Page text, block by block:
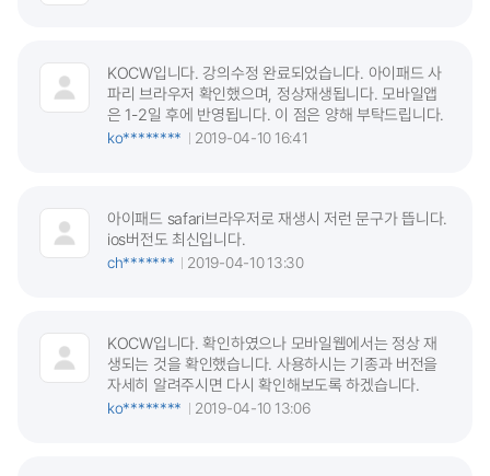
KOCW입니다. 강의수정 완료되었습니다. 아이패드 사
파리 브라우저 확인했으며, 정상재생됩니다. 모바일앱
은 1-2일 후에 반영됩니다. 이 점은 양해 부탁드립니다.
ko********
2019-04-10 16:41
아이패드 safari브라우저로 재생시 저런 문구가 뜹니다.
ios버전도 최신입니다.
ch*******
2019-04-10 13:30
KOCW입니다. 확인하였으나 모바일웹에서는 정상 재
생되는 것을 확인했습니다. 사용하시는 기종과 버전을
자세히 알려주시면 다시 확인해보도록 하겠습니다.
ko********
2019-04-10 13:06